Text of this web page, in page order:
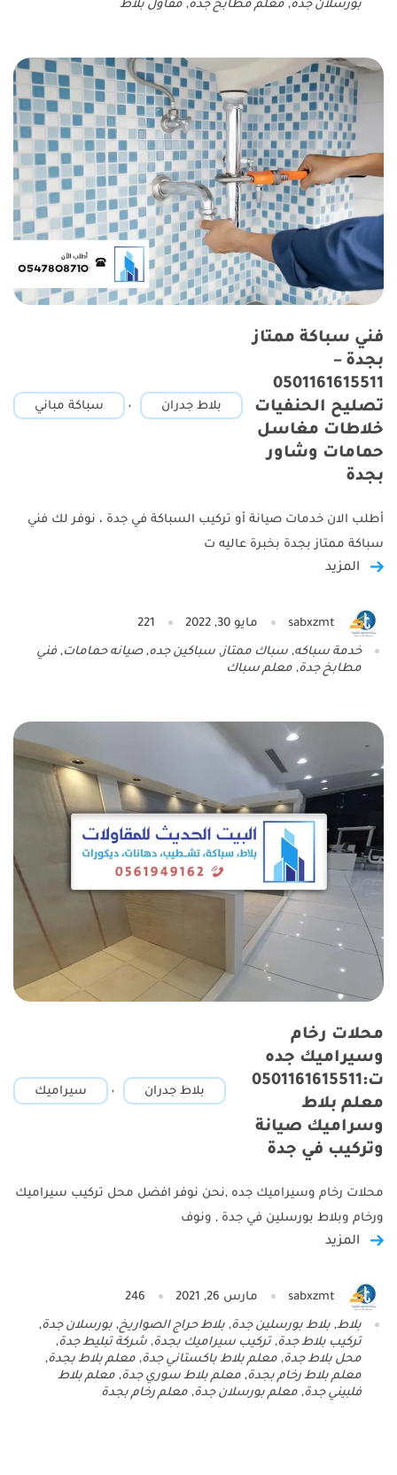
بورسلان جدة, معلم مطابخ جدة, مقاول بلاط
بلاط جدران , سباكة مباني
فني سباكة ممتاز
بجدة –
0501161615511
تصليح الحنفيات
خلاطات مغاسل
حمامات وشاور
بجدة
أطلب الان خدمات صيانة أو تركيب السباكة في جدة ، نوفر لك فني
سباكة ممتاز بجدة بخبرة عاليه ت
المزيد
sabxzmt مايو 30, 2022 221
خدمة سباكه, سباك ممتاز, سباكين جده,صيانه حمامات, فني
مطابخ جدة, معلم سباك
بلاط جدران , سيراميك
محلات رخام
وسيراميك جده
ت:0501161615511
معلم بلاط
وسراميك صيانة
وتركيب في جدة
محلات رخام وسيراميك جده ,نحن نوفر افضل محل تركيب سيراميك
ورخام وبلاط بورسلين في جدة , ونوف
المزيد
sabxzmt مارس 26, 2021 246
بلاط, بلاط بورسلين جدة, بلاط حراج الصواريخ, بورسلان جدة,
تركيب بلاط جدة, تركيب سيراميك بجدة, شركة تبليط جدة,
محل بلاط جدة, معلم بلاط باكستاني جدة, معلم بلاط بجدة,
معلم بلاط رخام بجدة, معلم بلاط سوري جدة, معلم بلاط
فلبيني جدة, معلم بورسلان جدة, معلم رخام بجدة